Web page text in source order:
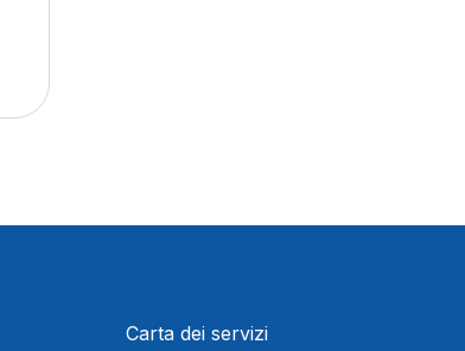
Carta dei servizi